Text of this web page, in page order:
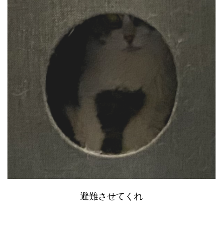
避難させてくれ